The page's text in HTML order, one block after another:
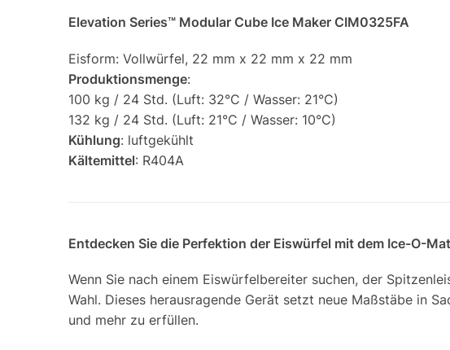
Elevation Series™ Modular Cube Ice Maker CIM0325FA
Eisform: Vollwürfel, 22 mm x 22 mm x 22 mm
Produktionsmenge:
100 kg / 24 Std. (Luft: 32°C / Wasser: 21°C)
132 kg / 24 Std. (Luft: 21°C / Wasser: 10°C)
Kühlung: luftgekühlt
Kältemittel: R404A
Entdecken Sie die Perfektion der Eiswürfel mit dem Ice-O-
Wenn Sie nach einem Eiswürfelbereiter suchen, der
Wahl. Dieses herausragende Gerät setzt neue Maßstäbe in
und mehr zu erfüllen.